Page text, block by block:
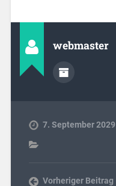
webmaster
7. September 2029
Vorheriger Beitrag